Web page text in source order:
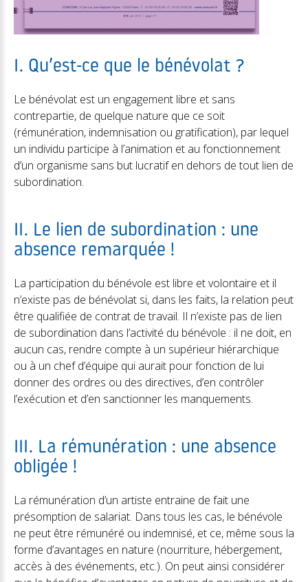
I. Qu’est-ce que le bénévolat ?
Le bénévolat est un engagement libre et sans
contrepartie, de quelque nature que ce soit
(rémunération, indemnisation ou gratification), par lequel
un individu participe à l’animation et au fonctionnement
d’un organisme sans but lucratif en dehors de tout lien de
subordination.
II. Le lien de subordination : une
absence remarquée !
La participation du bénévole est libre et volontaire et il
n’existe pas de bénévolat si, dans les faits, la relation peut
être qualifiée de contrat de travail. Il n’existe pas de lien
de subordination dans l’activité du bénévole : il ne doit, en
aucun cas, rendre compte à un supérieur hiérarchique
ou à un chef d’équipe qui aurait pour fonction de lui
donner des ordres ou des directives, d’en contrôler
l’exécution et d’en sanctionner les manquements.
III. La rémunération : une absence
obligée !
La rémunération d’un artiste entraine de fait une
présomption de salariat. Dans tous les cas, le bénévole
ne peut être rémunéré ou indemnisé, et ce, même sous la
forme d’avantages en nature (nourriture, hébergement,
accès à des événements, etc.). On peut ainsi considérer